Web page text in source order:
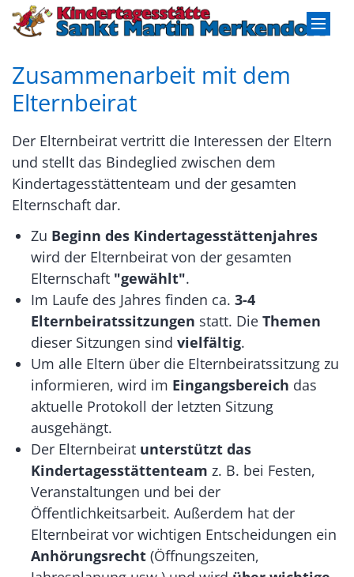
Zum Inhalt springen
Zusammenarbeit mit dem
Elternbeirat
Der Elternbeirat vertritt die Interessen der Eltern
und stellt das Bindeglied zwischen dem
Kindertagesstättenteam und der gesamten
Elternschaft dar.
Zu Beginn des Kindertagesstättenjahres
wird der Elternbeirat von der gesamten
Elternschaft "gewählt".
Im Laufe des Jahres finden ca. 3-4
Elternbeiratssitzungen statt. Die Themen
dieser Sitzungen sind vielfältig.
Um alle Eltern über die Elternbeiratssitzung zu
informieren, wird im Eingangsbereich das
aktuelle Protokoll der letzten Sitzung
ausgehängt.
Der Elternbeirat unterstützt das
Kindertagesstättenteam z. B. bei Festen,
Veranstaltungen und bei der
Öffentlichkeitsarbeit. Außerdem hat der
Elternbeirat vor wichtigen Entscheidungen ein
Anhörungsrecht (Öffnungszeiten,